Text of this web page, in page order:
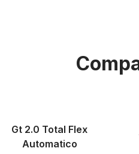
Gt 2.0 Total Flex
Automatico